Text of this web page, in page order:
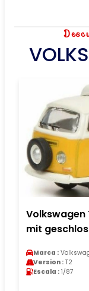
mit
Marca :
Version : T2
Escala : 1/87